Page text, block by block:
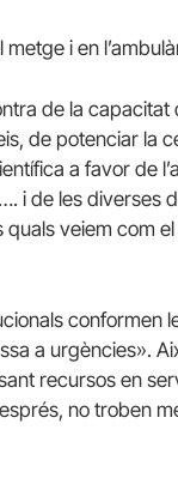
i en
de la
de potenciar la
a favor de
i de les diverses
veiem com
conformen
a urgències».
recursos en
no troben